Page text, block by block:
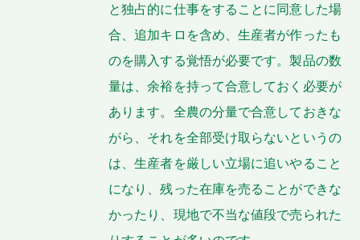
と独占的に仕事をすることに同意した場
合、追加キロを含め、生産者が作ったも
のを購入する覚悟が必要です。製品の数
量は、余裕を持って合意しておく必要が
あります。全農の分量で合意しておきな
がら、それを全部受け取らないというの
は、生産者を厳しい立場に追いやること
になり、残った在庫を売ることができな
かったり、現地で不当な値段で売られた